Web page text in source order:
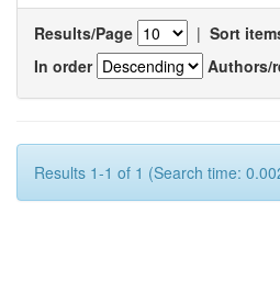
Results/Page | Sort
In order
Authors/
Results 1-1 of 1 (Search time: